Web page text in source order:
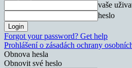
vaše
heslo
Forgot your password? Get help
Prohlášení o zásadách ochrany
Obnova hesla
Obnovit své heslo